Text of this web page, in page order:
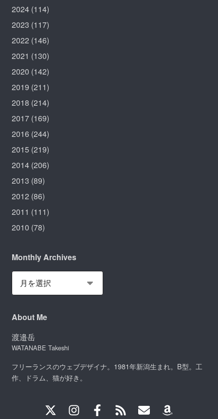
2024 (114)
2023 (117)
2022 (146)
2021 (130)
2020 (142)
2019 (211)
2018 (214)
2017 (169)
2016 (244)
2015 (219)
2014 (206)
2013 (89)
2012 (86)
2011 (111)
2010 (78)
Monthly Archives
About Me
渡邉岳
WATANABE Takeshi
フリーランスのウェブデザイナ。1981年新潟生まれ。B型。工
作、ドラム、猫が好き。